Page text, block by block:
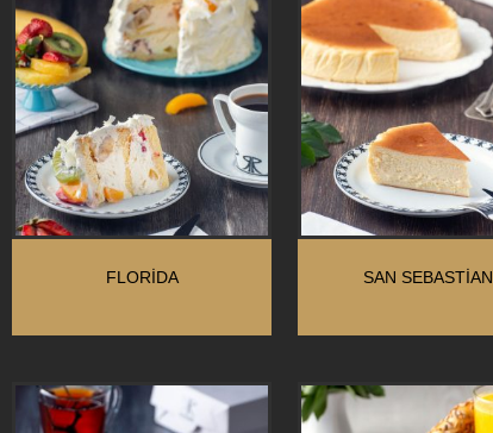
FLORIDA SAN SEBASTIAN